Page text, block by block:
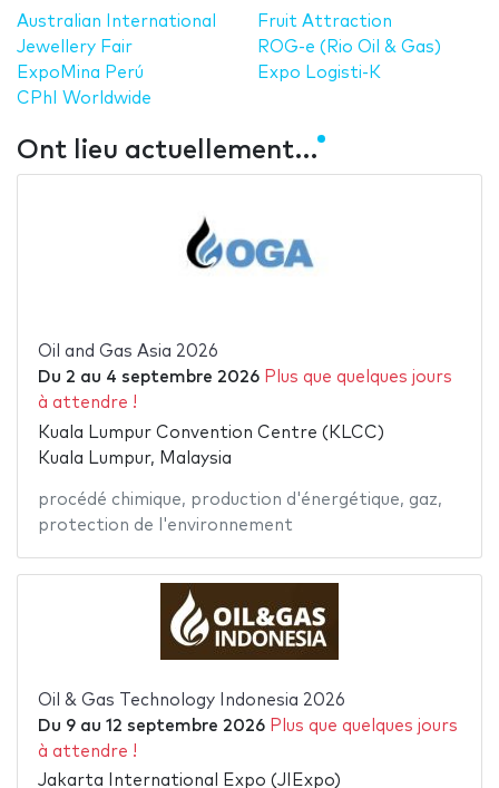
Australian International
Jewellery Fair
ExpoMina Perú
CPhI Worldwide
Fruit Attraction
ROG-e (Rio Oil & Gas)
Expo Logisti-K
Ont lieu actuellement…
Oil and Gas Asia 2026
Du 2 au 4 septembre 2026 Plus que quelques jours
à attendre !
Kuala Lumpur Convention Centre (KLCC)
Kuala Lumpur, Malaysia
procédé chimique, production d'énergétique, gaz,
protection de l'environnement
Oil & Gas Technology Indonesia 2026
Du 9au 12 septembre 2026 Plus que quelques jours
à attendre !
Jakarta International Expo (JIExpo)